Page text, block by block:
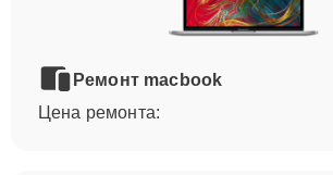
Ремонт macbook
Цена ремонта: